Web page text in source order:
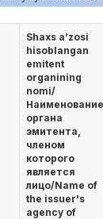
Shaxs a’zosi
hisoblangan
emitent
organining
nomi/
Наименование
органа
эмитента,
членом
которого
является
лицо/Name of
the issuer's
agency of